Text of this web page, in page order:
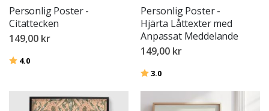
Personlig Poster -
Citattecken
149,00 kr
Betyg:
4.0
Personlig Poster -
Hjärta Låttexter med
Anpassat Meddelande
149,00 kr
Betyg:
3.0